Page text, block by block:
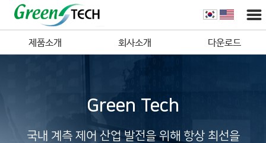
제품소개 회사소개 다운로드
Green Tech
국내 계측 제어 산업 발전을 위해 항상 최선을